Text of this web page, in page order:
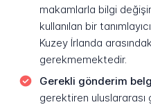
makamlarla bilgi
kullanılan bir
Kuzey İrlanda
gerekmemektedir.
Gerekli gönderim
gerektiren